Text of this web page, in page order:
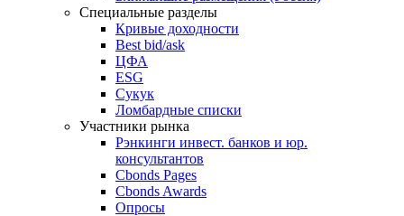
Специальные разделы
Кривые доходности
Best bid/ask
ЦФА
ESG
Сукук
Ломбардные списки
Участники рынка
Рэнкинги инвест. банков и юр.
консультантов
Cbonds Pages
Cbonds Awards
Опросы